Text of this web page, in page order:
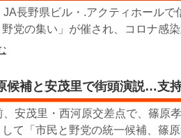
JA長野県ビル・.アクティホールで
野党の集い」が催され、コロナ感
候補と安茂里で街頭演説…支
、安茂里・西河原交差点で、篠原
て「市民と野党の統一候補、篠